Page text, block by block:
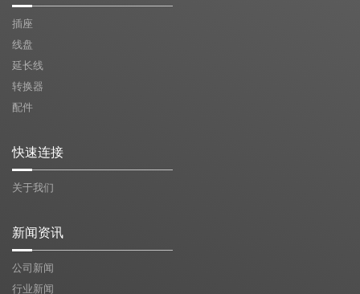
插座
线盘
延长线
转换器
配件
快速连接
关于我们
新闻资讯
公司新闻
行业新闻